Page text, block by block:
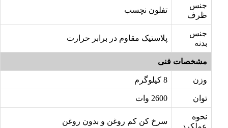
جنس
ظرف
تفلون نچسب
جنس
بدنه
پلاستیک مقاوم در برابر حرارت
مشخصات فنی
وزن
توان 2600 وات
نحوه
عملکرد
سرخ کن کم روغن و بدون روغن